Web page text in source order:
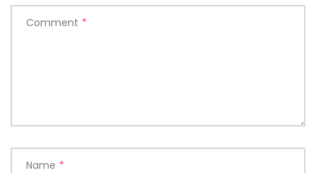
Comment *
Name *